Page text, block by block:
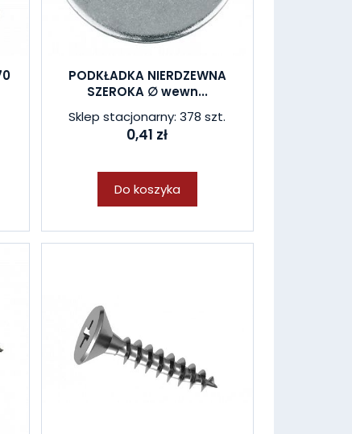
PODKŁADKA NIERDZEWNA
SZEROKA ∅ wewn...
Sklep stacjonarny: 378 szt.
0,41 zł
Do koszyka